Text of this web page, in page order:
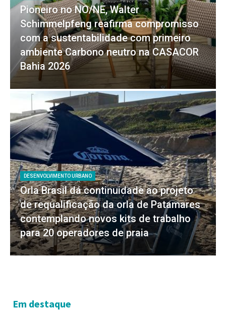
Pioneiro no NO/NE, Walter
Schimmelpfeng reafirma compromisso
com a sustentabilidade com primeiro
ambiente Carbono neutro na CASACOR
Bahia 2026
DESENVOLVIMENTO URBANO
Orla Brasil dá continuidade ao projeto
de requalificação da orla de Patamares
contemplando novos kits de trabalho
para 20 operadores de praia
Em destaque